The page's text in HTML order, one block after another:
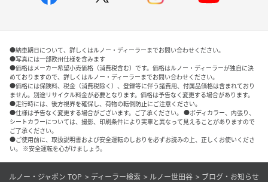
●納車期日について、詳しくはルノー・ディーラーまでお問い合わせください。
●写真には一部欧州仕様を含みます
●価格はメーカー希望小売価格（消費税含む）です。価格はルノー・ディーラーが独自に決
めておりますので、詳しくはルノー・ディーラーまでお問い合わせください。
●価格には保険料、税金（消費税除く）、登録等に伴う諸費用、付属品価格は含まれており
ません。別途リサイクル料金が必要となります。価格は予告なく変更する場合があります。
●走行時には、後方視界を確保し、荷物の転倒防止にご注意ください。
●仕様は予告なく変更する場合がございます。ご了承ください。 ●ボディカラー、内張り、
シートカラーについては、撮影、印刷条件により実車と異なって見えることがありますので
ご了承ください。
●ご使用前に、取扱説明書および安全運転のしおりを必ずお読みの上、正しくお使いくださ
い。 ※安全運転を心がけましょう。
ルノー・ジャポン TOP ディーラー検索 ルノー世田谷 ブログ・お知らせ